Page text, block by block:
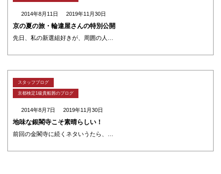
2014年8月11日 2019年11月30日
京の夏の旅・輪違屋さんの特別公開
先日、私の新選組好きが、周囲の人にバレてしまった。(笑) ちょっと、ひいた人もやはったかもしれへん(笑) 激動の幕末を風のように駆け抜けた若者達。 日々、死と隣り合わせやった彼らの心を包んだのは花街の女やった。 島原の置 ・・・
スタッフブログ
京都検定1級貴船茜のブログ
2014年8月7日 2019年11月30日
地味な銀閣寺こそ素晴らしい！
前回の金閣寺に続くネタいうたら、やっぱりここ、銀閣寺！ 1482年に8代将軍足利義政が建てはった東山山荘が、亡くならはってから禅寺になった。 (歴史の教科書で習ったはると思うので、というよりこれ以上語りだすと私が止まらな ・・・